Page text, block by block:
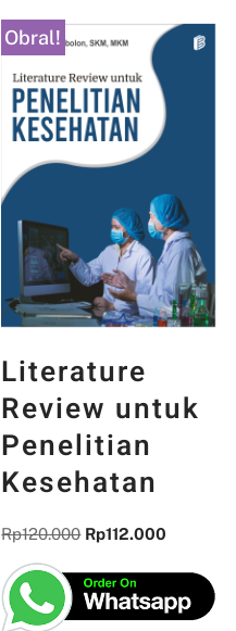
Obral!
Literature
Review untuk
Penelitian
Kesehatan
Rp120.000 Rp112.000